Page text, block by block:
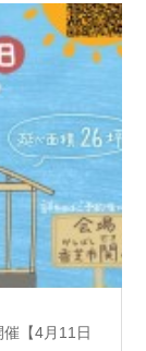
【4月11日